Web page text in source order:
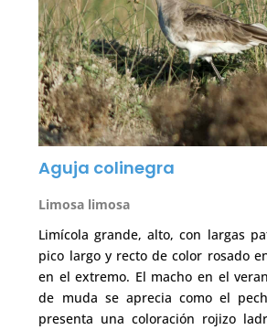
Aguja colinegra
Limosa limosa
Limícola grande, alto, con largas
pico largo y recto de color rosado
en el extremo. El macho en el
de muda se aprecia como el
presenta una coloración rojizo